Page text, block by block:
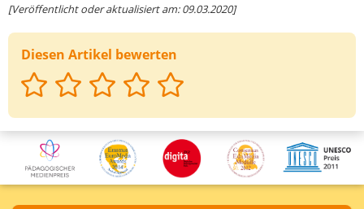
[Veröffentlicht oder aktualisiert am: 09.03.2020]
Diesen Artikel bewerten